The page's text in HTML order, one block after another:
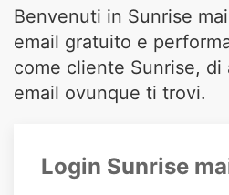
Benvenuti in Sunrise
email gratuito e
come cliente Sunrise,
email ovunque ti trovi.
Login Sunrise